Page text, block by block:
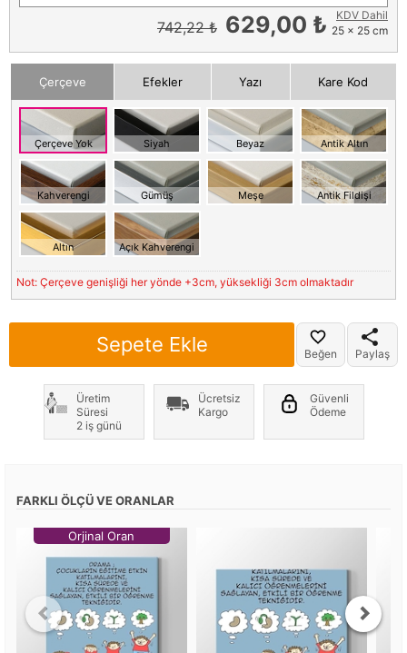
742,22 ₺ 629,00 ₺
KDV Dahil
25 x 25 cm
Çerçeve Efekler Yazı Kare Kod
Çerçeve Yok Siyah Beyaz Antik Altın
Kahverengi Gümüş Meşe Antik Fildişi
Altın Açık Kahverengi
Not: Çerçeve genişliği her yönde +3cm, yüksekliği 3cm olmaktadır
Sepete Ekle Beğen Paylaş
Üretim
Süresi
2 iş günü
Ücretsiz
Kargo
Güvenli
Ödeme
FARKLI ÖLÇÜ VE ORANLAR
Orjinal Oran